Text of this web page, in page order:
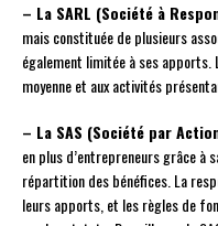
– La SARL (Société à
mais constituée de plusieurs
également limitée à ses apports.
moyenne et aux activités
– La SAS (Société par
en plus d’entrepreneurs grâce à
répartition des bénéfices. La
leurs apports, et les règles de